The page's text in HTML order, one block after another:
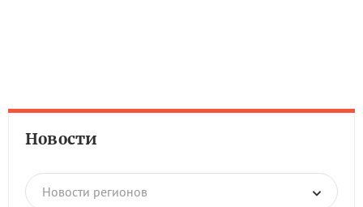
Новости
Новости регионов